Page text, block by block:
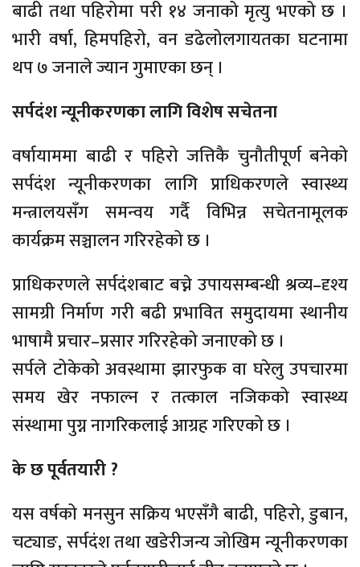
बाढी तथा पहिरोमा परी १४ जनाको मृत्यु भएको छ ।
भारी वर्षा, हिमपहिरो, वन डढेलोलगायतका घटनामा
थप ७ जनाले ज्यान गुमाएका छन् ।
सर्पदंश न्यूनीकरणका लागि विशेष सचेतना
वर्षायाममा बाढी र पहिरो जत्तिकै चुनौतीपूर्ण बनेको
सर्पदंश न्यूनीकरणका लागि प्राधिकरणले स्वास्थ्य
मन्त्रालयसँग समन्वय गर्दै विभिन्न सचेतनामूलक
कार्यक्रम सञ्चालन गरिरहेको छ ।
प्राधिकरणले सर्पदंशबाट बच्ने उपायसम्बन्धी श्रव्य–दृश्य
सामग्री निर्माण गरी बढी प्रभावित समुदायमा स्थानीय
भाषामै प्रचार–प्रसार गरिरहेको जनाएको छ ।
सर्पले टोकेको अवस्थामा झारफुक वा घरेलु उपचारमा
समय खेर नफाल्न र तत्काल नजिकको स्वास्थ्य
संस्थामा पुग्न नागरिकलाई आग्रह गरिएको छ ।
के छ पूर्वतयारी ?
यस वर्षको मनसुन सक्रिय भएसँगै बाढी, पहिरो, डुबान,
चट्याङ, सर्पदंश तथा खडेरीजन्य जोखिम न्यूनीकरणका